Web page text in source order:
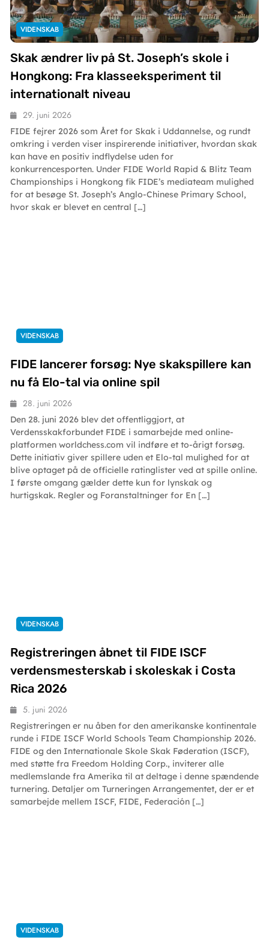
VIDENSKAB
Skak ændrer liv på St. Joseph’s skole i
Hongkong: Fra klasseeksperiment til
internationalt niveau
29. juni 2026
FIDE fejrer 2026 som Året for Skak i Uddannelse, og rundt
omkring i verden viser inspirerende initiativer, hvordan skak
kan have en positiv indflydelse uden for
konkurrencesporten. Under FIDE World Rapid & Blitz Team
Championships i Hongkong fik FIDE’s mediateam mulighed
for at besøge St. Joseph’s Anglo-Chinese Primary School,
hvor skak er blevet en central […]
VIDENSKAB
FIDE lancerer forsøg: Nye skakspillere kan
nu få Elo-tal via online spil
28. juni 2026
Den 28. juni 2026 blev det offentliggjort, at
Verdensskakforbundet FIDE i samarbejde med online-
platformen worldchess.com vil indføre et to-årigt forsøg.
Dette initiativ giver spillere uden et Elo-tal mulighed for at
blive optaget på de officielle ratinglister ved at spille online.
I første omgang gælder dette kun for lynskak og
hurtigskak. Regler og Foranstaltninger for En […]
VIDENSKAB
Registreringen åbnet til FIDE ISCF
verdensmesterskab i skoleskak i Costa
Rica 2026
5. juni 2026
Registreringen er nu åben for den amerikanske kontinentale
runde i FIDE ISCF World Schools Team Championship 2026.
FIDE og den Internationale Skole Skak Føderation (ISCF),
med støtte fra Freedom Holding Corp., inviterer alle
medlemslande fra Amerika til at deltage i denne spændende
turnering. Detaljer om Turneringen Arrangementet, der er et
samarbejde mellem ISCF, FIDE, Federación […]
VIDENSKAB